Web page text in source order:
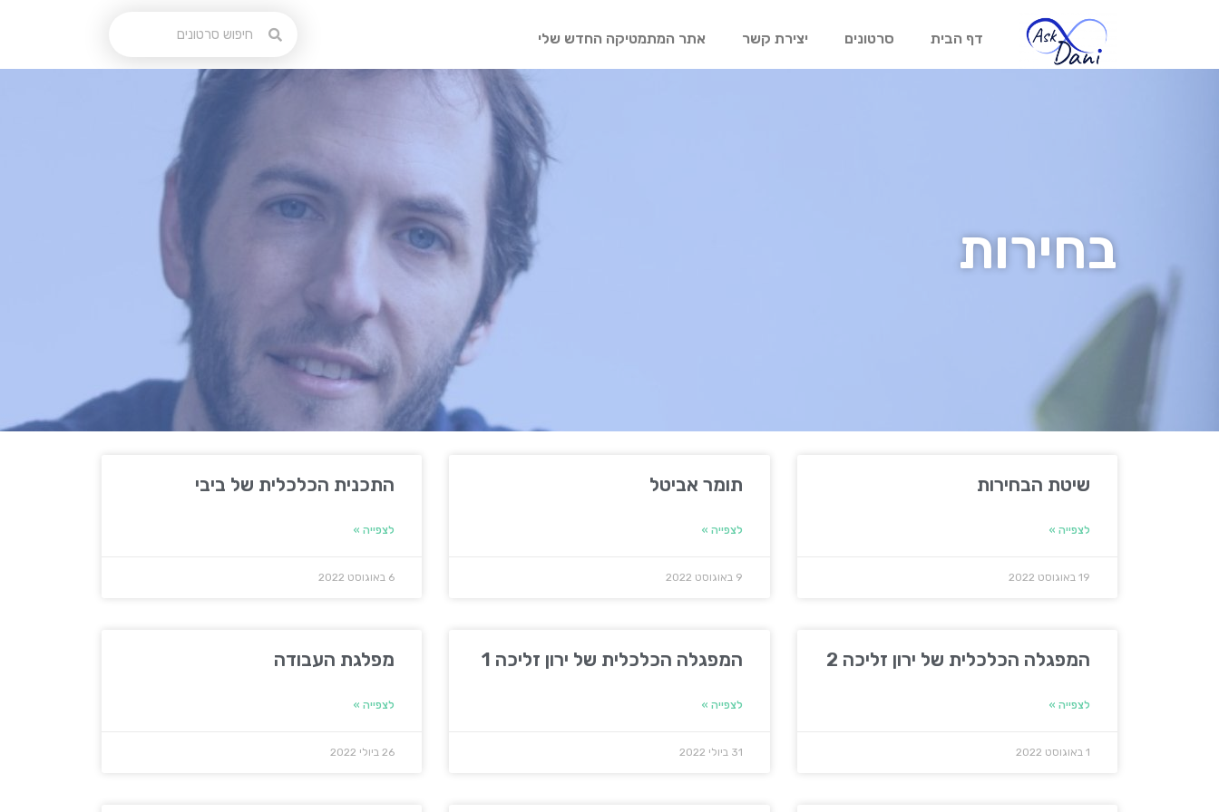
דף הבית סרטונים יצירת קשר אתר המתמטיקה החדש שלי
בחירות
שיטת הבחירות
לצפייה »
19 באוגוסט 2022
תומר אביטל
לצפייה »
9 באוגוסט 2022
התכנית הכלכלית של ביבי
לצפייה »
6 באוגוסט 2022
המפגלה הכלכלית של ירון זליכה 2
לצפייה »
1 באוגוסט 2022
המפגלה הכלכלית של ירון זליכה 1
לצפייה »
31 ביולי 2022
מפלגת העבודה
לצפייה »
26 ביולי 2022